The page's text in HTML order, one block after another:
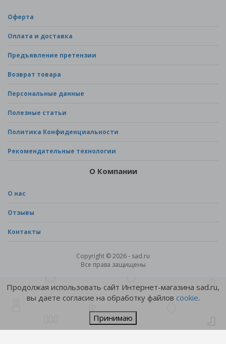
Оферта
Оплата и доставка
Предъявление претензии
Возврат товара
Персональные данные
Полезные статьи
Политика Конфиденциальности
Рекомендательные технологии
О Компании
О нас
Отзывы
Контакты
Copyright © 2026 - sad.ru
Все права защищены
Продолжая использовать сайт Интернет-магазина sad.ru,
вы даете согласие на обработку файлов cookie.
Принимаю